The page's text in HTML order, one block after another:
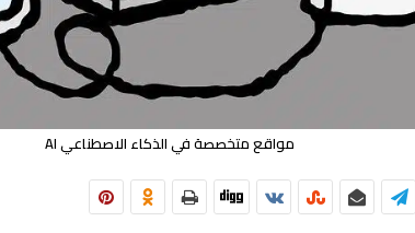
مواقع متخصصة في الذكاء الاصطناعي AI